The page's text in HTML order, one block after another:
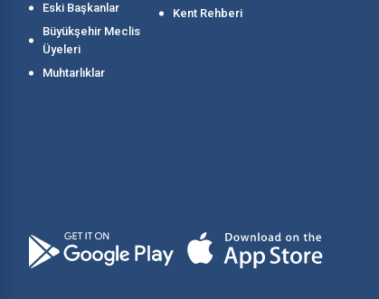
Eski Başkanlar
Büyükşehir Meclis
Üyeleri
Muhtarlıklar
Kent Rehberi